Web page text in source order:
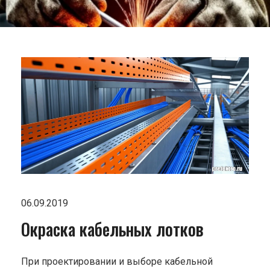
06.09.2019
Окраска кабельных лотков
При проектировании и выборе кабельной